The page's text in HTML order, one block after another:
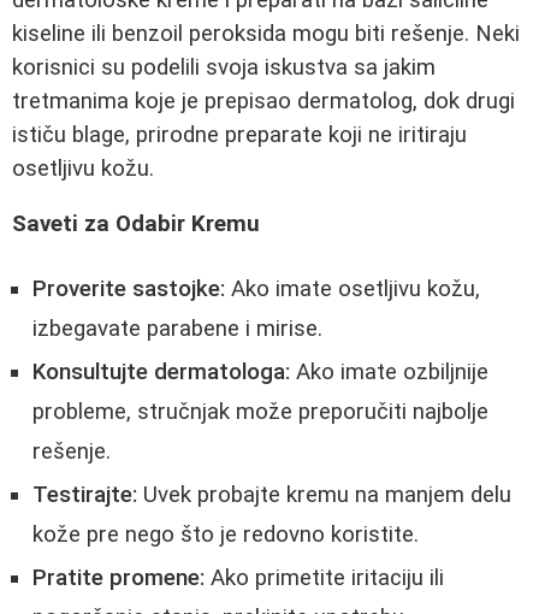
kiseline ili benzoil peroksida mogu biti rešenje. Neki
korisnici su podelili svoja iskustva sa jakim
tretmanima koje je prepisao dermatolog, dok drugi
ističu blage, prirodne preparate koji ne iritiraju
osetljivu kožu.
Saveti za Odabir Kremu
Proverite sastojke: Ako imate osetljivu kožu,
izbegavate parabene i mirise.
Konsultujte dermatologa: Ako imate ozbiljnije
probleme, stručnjak može preporučiti najbolje
rešenje.
Testirajte: Uvek probajte kremu na manjem delu
kože pre nego što je redovno koristite.
Pratite promene: Ako primetite iritaciju ili